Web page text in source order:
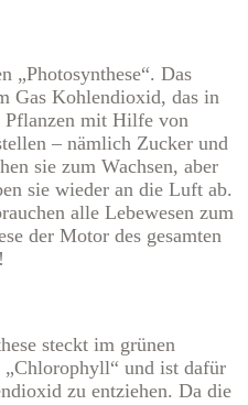
„Photosynthese“. Das
Gas Kohlendioxid, das in
mit Hilfe von
– nämlich Zucker und
sie zum Wachsen, aber
sie wieder an die Luft ab.
alle Lebewesen zum
der Motor des gesamten
steckt im grünen
und ist dafür
zu entziehen. Da die